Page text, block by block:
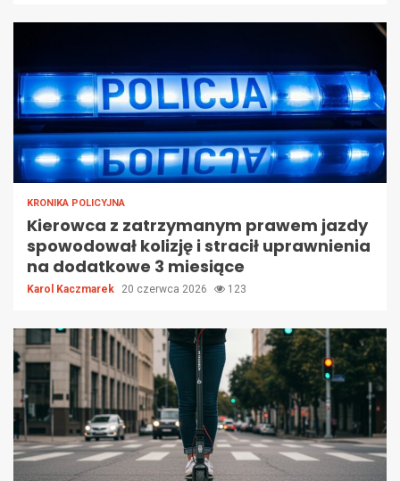
KRONIKA POLICYJNA
Kierowca z zatrzymanym prawem jazdy
spowodował kolizję i stracił uprawnienia
na dodatkowe 3 miesiące
Karol Kaczmarek 20 czerwca 2026 123